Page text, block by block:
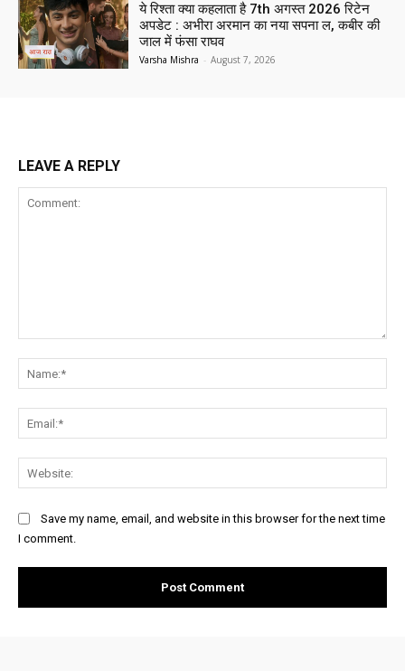
ये रिश्ता क्या कहलाता है 7th अगस्त 2026 रिटेन
अपडेट : अभीरा अरमान का नया सपना ल, कबीर की
जाल में फंसा राघव
Varsha Mishra - August 7, 2026
LEAVE A REPLY
Save my name, email, and website in this browser for the next time
I comment.